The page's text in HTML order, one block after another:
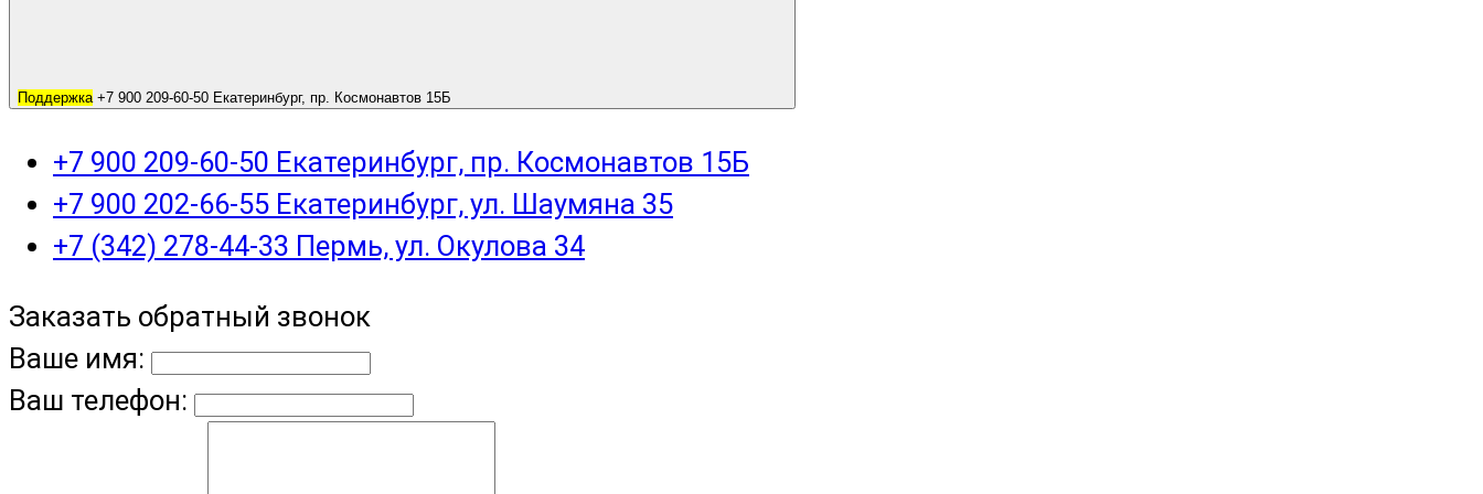
Поддержка +7 900 209-60-50 Екатеринбург, пр. Космонавтов 15Б
+7 900 209-60-50 Екатеринбург, пр. Космонавтов 15Б
+7 900 202-66-55 Екатеринбург, ул. Шаумяна 35
+7 (342) 278-44-33 Пермь, ул. Окулова 34
Заказать обратный звонок
Ваше имя:
Ваш телефон: